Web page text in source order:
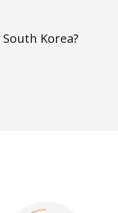
Korea?